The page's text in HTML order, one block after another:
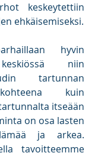
keskeytettiin
ehkäisemiseksi.
hyvin
niin
tartunnan
kuin
itseään
on osa lasten
ja arkea.
tavoitteemme